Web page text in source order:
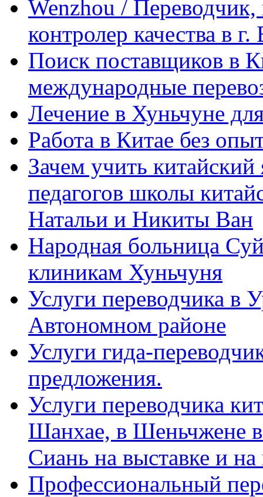
Wenzhou / Переводчик,
контролер качества в
Поиск поставщиков в
международные
Лечение в Хуньчуне
Работа в Китае без
Зачем учить
педагогов школы
Натальи и Никиты Ван
Народная больница
клиникам Хуньчуня
Услуги переводчика в
Автономном районе
Услуги гида-
предложения.
Услуги переводчика
Шанхае, в Шеньчжене
Сиань на выставке и
Профессиональный